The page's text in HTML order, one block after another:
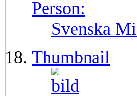
Person:
Svenska
Thumbnail